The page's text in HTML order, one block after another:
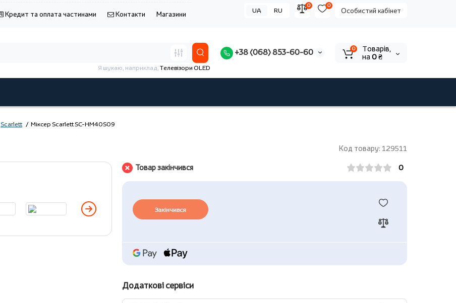
Кредит та оплата частинами Контакти Магазини Особистий кабінет
0
0
UA RU
+38 (068) 853-60-60
Я шукаю, наприклад,Телевізори OLED
0
Tоварів,
на0 ₴
Scarlett Міксер Scarlett SC-HM40S09
Код товару: 129511
Товар закінчився 0
Закінчився
Додаткові сервіси